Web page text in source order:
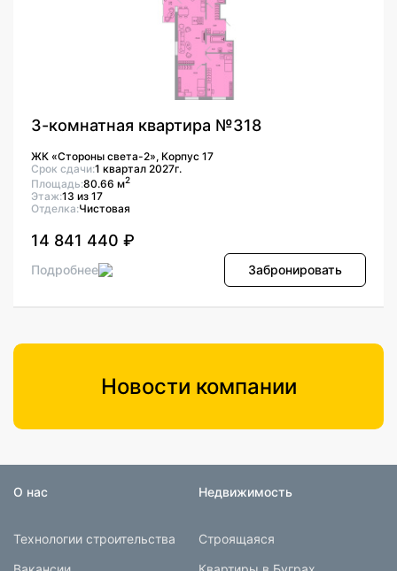
3-комнатная квартира №318
ЖК «Стороны света-2», Корпус 17
Срок сдачи:1 квартал 2027г.
Площадь:80.66 м2
Этаж:13 из 17
Отделка:Чистовая
14 841 440 ₽
Подробнее Забронировать
Новости компании
О нас
Технологии строительства
Недвижимость
Строящаяся